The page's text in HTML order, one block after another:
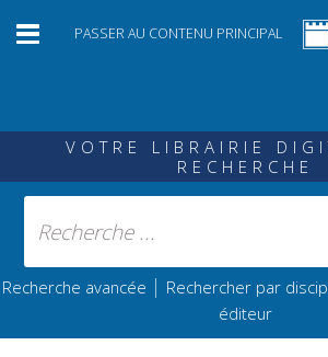
PASSER AU CONTENU PRINCIPAL
VOTRE LIBRAIRIE
RECHERCHE
Recherche avancée | Rechercher par
éditeur